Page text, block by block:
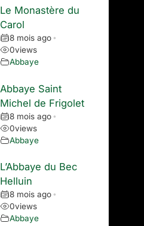
Le Monastère du
Carol
8 mois ago •
0views
Abbaye
Abbaye Saint
Michel de Frigolet
8 mois ago •
0views
Abbaye
L’Abbaye du Bec
Helluin
8 mois ago •
0views
Abbaye